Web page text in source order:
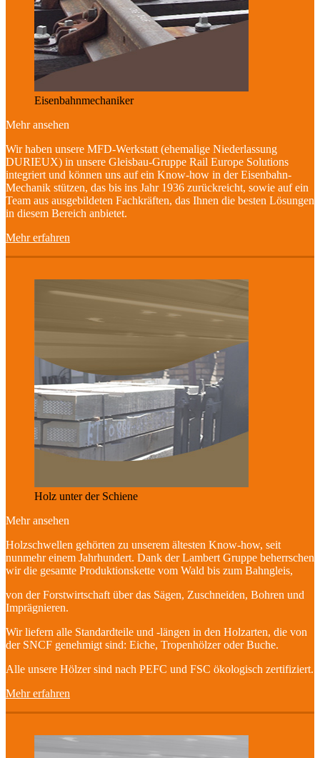
Eisenbahnmechaniker
Mehr ansehen
Wir haben unsere MFD-Werkstatt (ehemalige Niederlassung
DURIEUX) in unsere Gleisbau-Gruppe Rail Europe Solutions
integriert und können uns auf ein Know-how in der Eisenbahn-
Mechanik stützen, das bis ins Jahr 1936 zurückreicht, sowie auf ein
Team aus ausgebildeten Fachkräften, das Ihnen die besten Lösungen
in diesem Bereich anbietet.
Mehr erfahren
Holz unter der Schiene
Mehr ansehen
Holzschwellen gehörten zu unserem ältesten Know-how, seit
nunmehr einem Jahrhundert. Dank der Lambert Gruppe beherrschen
wir die gesamte Produktionskette vom Wald bis zum Bahngleis,
von der Forstwirtschaft über das Sägen, Zuschneiden, Bohren und
Imprägnieren.
Wir liefern alle Standardteile und -längen in den Holzarten, die von
der SNCF genehmigt sind: Eiche, Tropenhölzer oder Buche.
Alle unsere Hölzer sind nach PEFC und FSC ökologisch zertifiziert.
Mehr erfahren